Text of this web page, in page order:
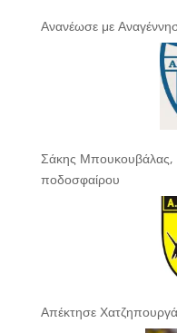
Ανανέωσε με
Σάκης Μπουκουβάλας,
ποδοσφαίρου
Απέκτησε